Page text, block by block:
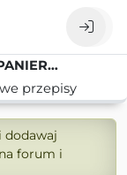
MROŻONE KOSTKI RYBNE W PANIERCE Z ZIEMNIAKAMI I SURÓWKĄ
przepisy
dodawaj
forum i